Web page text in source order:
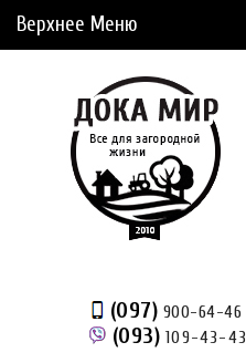
Верхнее Меню
Доставка и Оплата
Рассрочка
Доставка из Америки
Отложенные товары (0)
(097) 900-64-46
(093) 109-43-43